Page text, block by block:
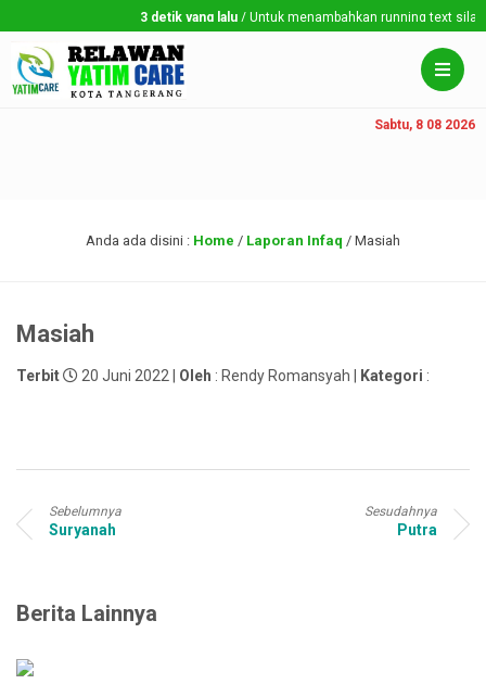
3 detik yang lalu/ Untuk menambahkan running text
Sabtu, 8 08 2026
Anda ada disini : Home / Laporan Infaq / Masiah
Masiah
Terbit 20 Juni 2022 | Oleh : Rendy Romansyah | Kategori :
Sebelumnya
Suryanah
Sesudahnya
Putra
Berita Lainnya